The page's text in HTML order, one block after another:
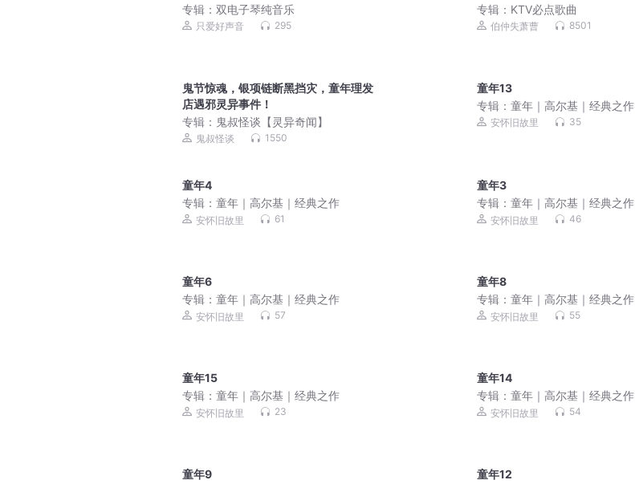
专辑： 双电子琴纯音乐
只爱好声音 295
专辑： KTV必点歌曲
伯仲失萧曹 8501
鬼节惊魂，银项链断黑挡灾，童年理发
店遇邪灵异事件！
专辑： 鬼叔怪谈【灵异奇闻】
鬼叔怪谈 1550
童年13
专辑：童年｜高尔基｜经典之作
安怀旧故里 35
童年4
专辑： 童年｜高尔基｜经典之作
安怀旧故里 61
童年3
专辑：童年｜高尔基｜经典之作
安怀旧故里 46
童年6
专辑： 童年｜高尔基｜经典之作
安怀旧故里 57
童年8
专辑：童年｜高尔基｜经典之作
安怀旧故里 55
童年15
专辑： 童年｜高尔基｜经典之作
安怀旧故里 23
童年14
专辑：童年｜高尔基｜经典之作
安怀旧故里 54
童年9
童年12